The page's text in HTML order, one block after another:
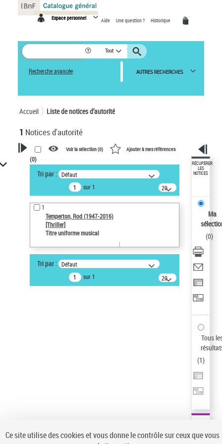
Espace personnel Aide Une question ? Historique
Tout
Recherche avancée AUTRES RECHERCHES
Accueil Liste de notices d’autorité
1 Notices d'autorité
VOTRE RECHERCHE
Recherche avancée dans les
notices d’autorité
Œuvres liées à l'auteur :
Temperton, Rod (1947-2016)
Auteur d’œuvre
Type de notice d'autorité
Voir la sélection (0) Ajouter à mes références
(0)
Tri par : Défaut
sur 1
20
résultats/page
1
Temperton, Rod (1947-2016)
[Thriller]
Titre uniforme musical
Tri par : Défaut
sur 1
20
résultats/page
RÉCUPÉRER
LES
NOTICES
Ma
(0)
Tous
(1)
Panneau de gestion des cookies
Ce site utilise des cookies et vous donne le contrôle sur ceux que vous